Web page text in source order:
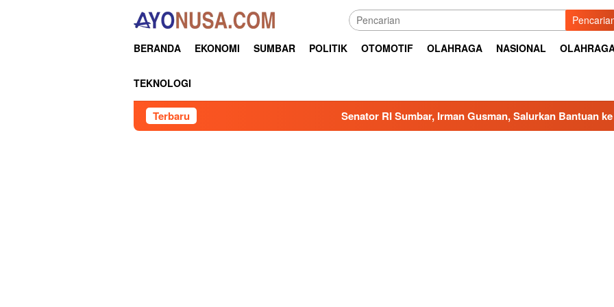
BERANDA EKONOMI SUMBAR POLITIK OTOMOTIF OLAHRAGA NASIONAL
TEKNOLOGI
Terbaru Senator RI Sumbar, Irman Gusman, Salurkan Bantuan ke Daerah